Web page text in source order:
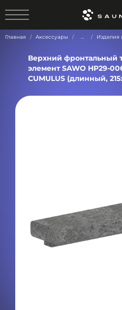
Главная Аксессуары ... Изделия
Верхний фронтальный
элемент SAWO HP29-
CUMULUS (длинный,